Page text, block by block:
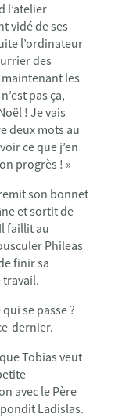
l’atelier
vidé de ses
l’ordinateur
des
les
pas ça,
! Je vais
deux mots au
ce que j’en
progrès ! »
son bonnet
et sortit de
faillit au
Phileas
finir sa
travail.
qui se passe ?
dernier.
Tobias veut
avec le Père
Ladislas.